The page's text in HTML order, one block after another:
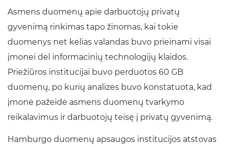
Asmens duomenų apie darbuotojų privatų
gyvenimą rinkimas tapo žinomas, kai tokie
duomenys net kelias valandas buvo prieinami visai
įmonei dėl informacinių technologijų klaidos.
Priežiūros institucijai buvo perduotos 60 GB
duomenų, po kurių analizės buvo konstatuota, kad
įmonė pažeidė asmens duomenų tvarkymo
reikalavimus ir darbuotojų teisę į privatų gyvenimą.
Hamburgo duomenų apsaugos institucijos atstovas